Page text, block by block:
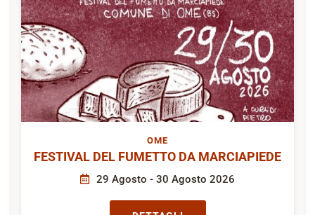
OME
FESTIVAL DEL FUMETTO DA MARCIAPIEDE
29 Agosto - 30 Agosto 2026